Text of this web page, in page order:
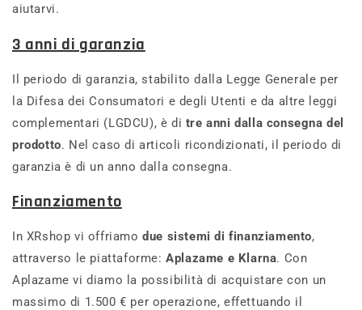
aiutarvi.
3 anni di garanzia
Il periodo di garanzia, stabilito dalla Legge Generale per
la Difesa dei Consumatori e degli Utenti e da altre leggi
complementari (LGDCU), è di tre anni dalla consegna del
prodotto. Nel caso di articoli ricondizionati, il periodo di
garanzia è di un anno dalla consegna.
Finanziamento
In XRshop vi offriamodue sistemi di finanziamento,
attraverso le piattaforme:Aplazame e Klarna. Con
Aplazame vi diamo la possibilità di acquistare con un
massimo di 1.500 € per operazione, effettuando il